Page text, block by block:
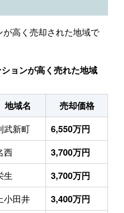
高く売却された地域で
ョンが高く売れた地域
地域名
売却価格
武新町
6,550万円
西
3,700万円
生
3,700万円
小田井
3,400万円